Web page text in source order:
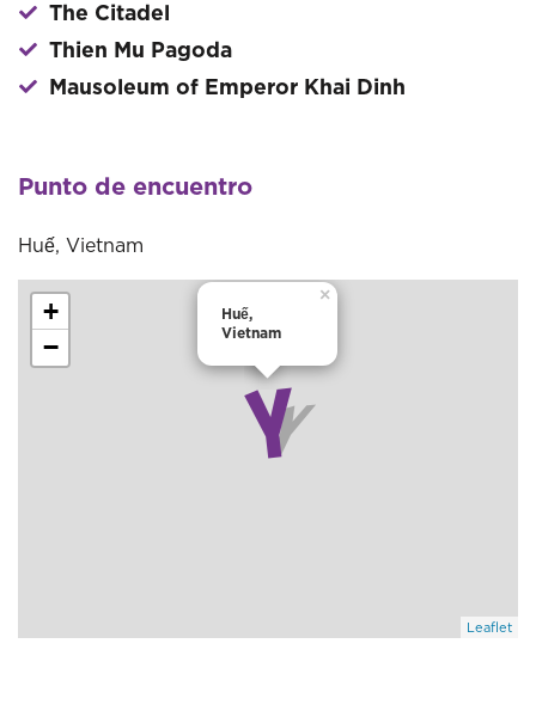
The Citadel
Thien Mu Pagoda
Mausoleum of Emperor Khai Dinh
Punto de encuentro
Huế, Vietnam
Huế,
Vietnam
×
+
−
Leaflet